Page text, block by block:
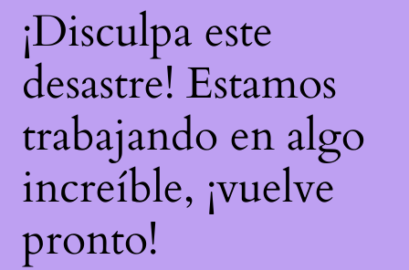
¡Disculpa este
desastre! Estamos
trabajando en algo
increíble, ¡vuelve
pronto!